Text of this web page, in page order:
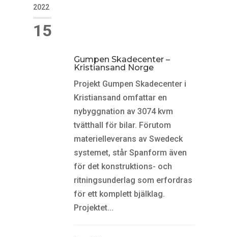
2022
15
Gumpen Skadecenter –
Kristiansand Norge
Projekt Gumpen Skadecenter i
Kristiansand omfattar en
nybyggnation av 3074 kvm
tvätthall för bilar. Förutom
materielleverans av Swedeck
systemet, står Spanform även
för det konstruktions- och
ritningsunderlag som erfordras
för ett komplett bjälklag.
Projektet...